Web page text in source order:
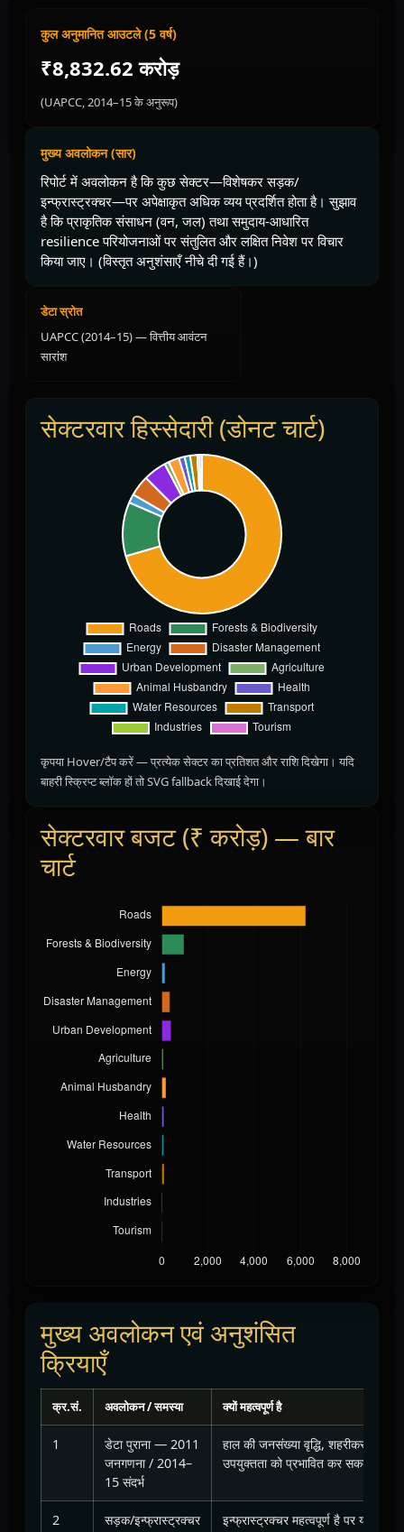
कुल अनुमानित आउटले (5 वर्ष)
₹8,832.62 करोड़
(UAPCC, 2014–15 के अनुरूप)
मुख्य अवलोकन (सार)
रिपोर्ट में अवलोकन है कि कुछ सेक्टर—विशेषकर सड़क/
इन्फ्रास्ट्रक्चर—पर अपेक्षाकृत अधिक व्यय प्रदर्शित होता है। सुझाव
है कि प्राकृतिक संसाधन (वन, जल) तथा समुदाय-आधारित
resilience परियोजनाओं पर संतुलित और लक्षित निवेश पर विचार
किया जाए। (विस्तृत अनुशंसाएँ नीचे दी गई हैं।)
डेटा स्रोत
UAPCC (2014–15) — वित्तीय आवंटन
सारांश
सेक्टरवार हिस्सेदारी (डोनट चार्ट)
कृपया Hover/टैप करें — प्रत्येक सेक्टर का प्रतिशत और राशि दिखेगा। यदि
बाहरी स्क्रिप्ट ब्लॉक हों तो SVG fallback दिखाई देगा।
सेक्टरवार बजट (₹ करोड़) — बार
चार्ट
मुख्य अवलोकन एवं अनुशंसित
क्रियाएँ
क्र.सं. अवलोकन / समस्या क्यों महत्वपूर्ण है
1
डेटा पुराना — 2011
जनगणना / 2014–
15 संदर्भ
हाल की जनसंख्या वृद्धि, शहरीकरण और
उपयुक्तता को प्रभावित कर सकते हैं।
2
सड़क/इन्फ्रास्ट्रक्चर
इन्फ्रास्ट्रक्चर महत्वपूर्ण है पर यदि